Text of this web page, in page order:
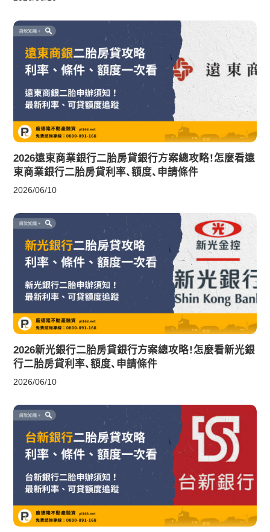
2026遠東商業銀行二胎房貸銀行方案總攻略！怎麼看遠
東商業銀行二胎房貸利率、額度、申請條件
2026/06/10
2026新光銀行二胎房貸銀行方案總攻略！怎麼看新光銀
行二胎房貸利率、額度、申請條件
2026/06/10